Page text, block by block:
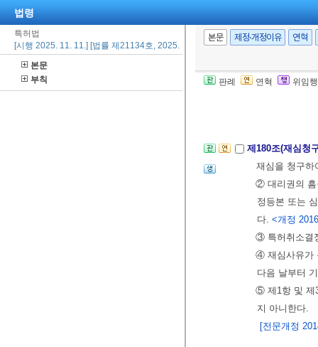
법령
특허법
[시행 2025. 11. 11.] [법률 제21134호, 2025. 11. 11., 타법개정]
본문
부칙
본문 제정·개정이유 연혁
판례 연혁 위임
로 심결을 하
② 제1항의 재
제180조(재심청
재심을 청구
② 대리권의 흠
정등본 또는
다. <개정
③ 특허취소결
④ 재심사유가
다음 날부터
⑤ 제1항 및 제
지 아니한다.
[전문개정